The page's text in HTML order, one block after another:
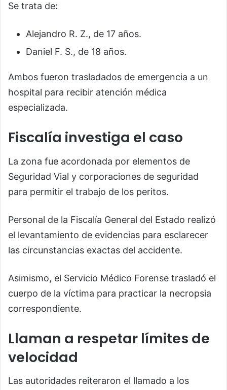
Se trata de:
Alejandro R. Z., de 17 años.
Daniel F. S., de 18 años.
Ambos fueron trasladados de emergencia a un
hospital para recibir atención médica
especializada.
Fiscalía investiga el caso
La zona fue acordonada por elementos de
Seguridad Vial y corporaciones de seguridad
para permitir el trabajo de los peritos.
Personal de la Fiscalía General del Estado realizó
el levantamiento de evidencias para esclarecer
las circunstancias exactas del accidente.
Asimismo, el Servicio Médico Forense trasladó el
cuerpo de la víctima para practicar la necropsia
correspondiente.
Llaman a respetar límites de
velocidad
Las autoridades reiteraron el llamado a los